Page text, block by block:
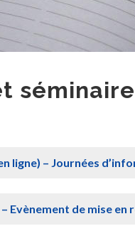
ligne) – Journées
Evènement de mise